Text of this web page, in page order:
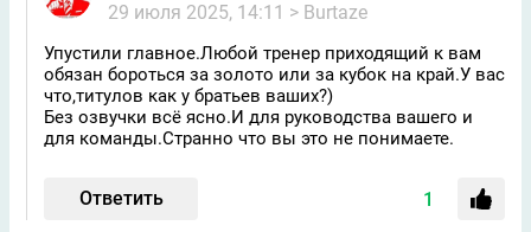
29 июля 2025, 14:11 > Burtaze
Упустили главное.Любой тренер приходящий к вам
обязан бороться за золото или за кубок на край.У вас
что,титулов как у братьев ваших?)
Без озвучки всё ясно.И для руководства вашего и
для команды.Странно что вы это не понимаете.
Ответить 1